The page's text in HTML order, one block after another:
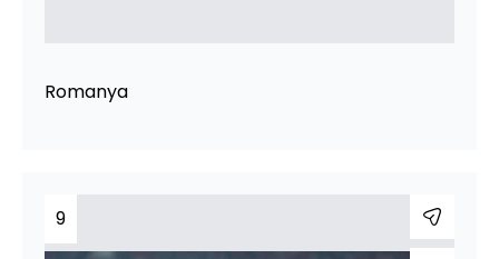
Romanya
9